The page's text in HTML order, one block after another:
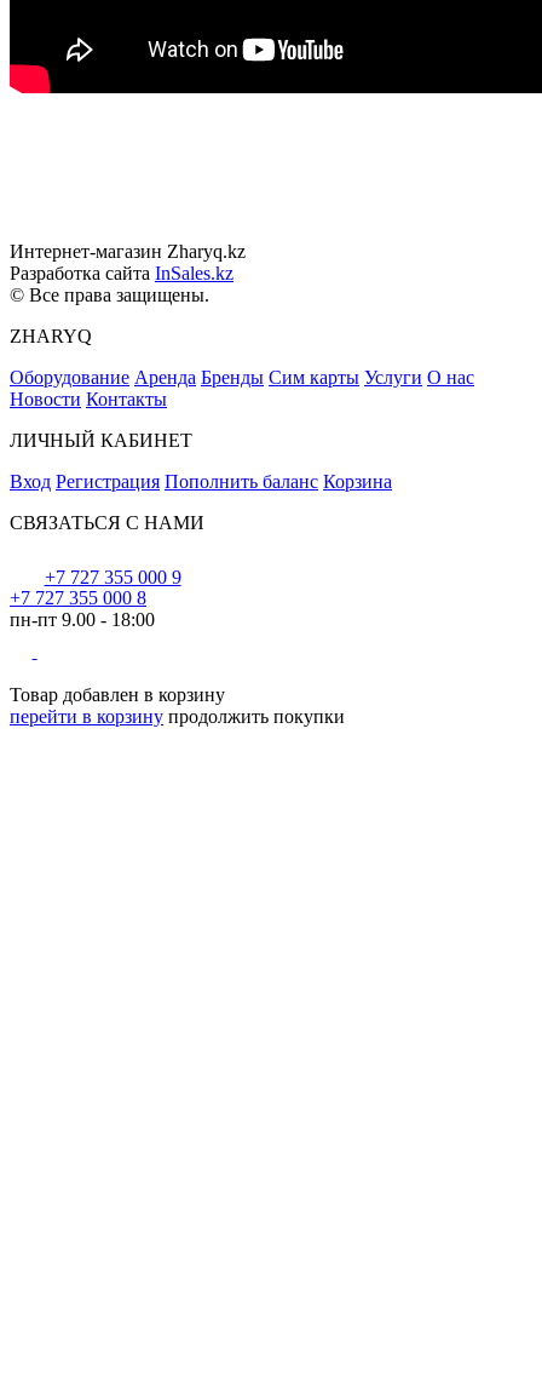
Интернет-магазин Zharyq.kz
Разработка сайта InSales.kz
© Все права защищены.
ZHARYQ
Оборудование Аренда Бренды Сим карты Услуги О нас
Новости Контакты
ЛИЧНЫЙ КАБИНЕТ
Вход Регистрация Пополнить баланс Корзина
СВЯЗАТЬСЯ С НАМИ
+7 727 355 000 9
+7 727 355 000 8
пн-пт 9.00 - 18:00
Товар добавлен в корзину
перейти в корзину продолжить покупки